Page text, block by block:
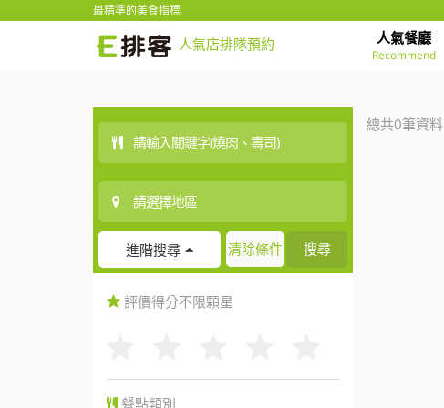
最精準的美食指標
人氣店排隊預約 人氣餐廳
Recommend
進階搜尋 清除條件 搜尋
評價得分不限顆星
餐點類別
總共0筆資料